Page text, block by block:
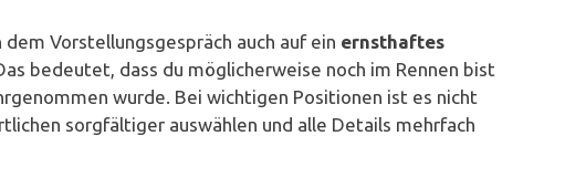
Vorstellungsgespräch auch auf ein ernsthaftes
bedeutet, dass du möglicherweise noch im Rennen bist
wurde. Bei wichtigen Positionen ist es nicht
sorgfältiger auswählen und alle Details mehrfach